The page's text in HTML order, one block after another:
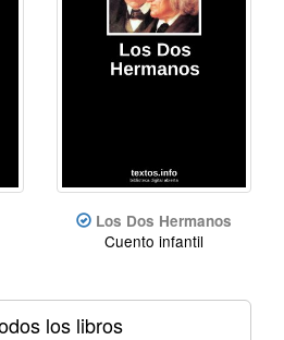
Los Dos Hermanos
Cuento infantil
los libros